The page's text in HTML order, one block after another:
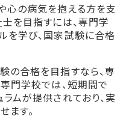
心の病気を抱える方を支
を目指すには、専門学
を学び、国家試験に合格
の合格を目指すなら、専
門学校では、短期間で
ムが提供されており、実
す。